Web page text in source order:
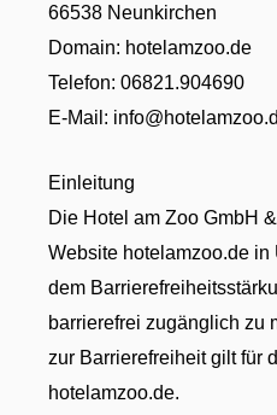
66538 Neunkirchen
Domain: hotelamzoo.de
Telefon: 06821.904690
E-Mail:
Einleitung
Die Hotel am Zoo GmbH
Website hotelamzoo.de
dem
barrierefrei zugänglich zu
zur Barrierefreiheit gilt für
hotelamzoo.de.